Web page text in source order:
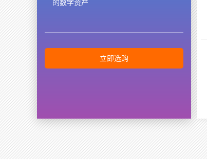
的数字资产
立即选购